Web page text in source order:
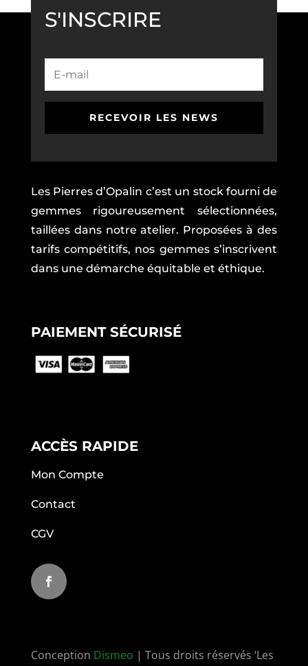
S'INSCRIRE
RECEVOIR LES NEWS
Les Pierres d’Opalin c’est un stock fourni de
gemmes rigoureusement sélectionnées,
taillées dans notre atelier. Proposées à des
tarifs compétitifs, nos gemmes s’inscrivent
dans une démarche équitable et éthique.
PAIEMENT SÉCURISÉ
ACCÈS RAPIDE
Mon Compte
Contact
CGV
Conception Dismeo | Tous droits réservés ‘Les